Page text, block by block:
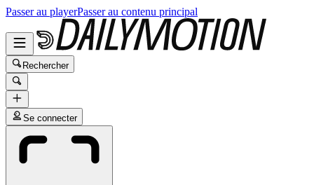
Passer au playerPasser au contenu principal
Rechercher
Se connecter